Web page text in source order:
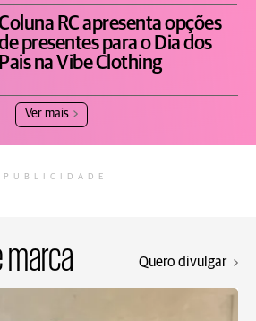
RC apresenta opções
presentes para o Dia dos
Pais na Vibe Clothing
Ver mais
PUBLICIDADE
marca Quero divulgar